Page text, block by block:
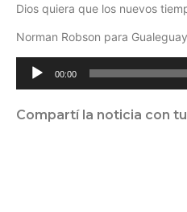
Dios quiera que los nuevos
Norman Robson para
Reproductor
00:00
Compartí la noticia con